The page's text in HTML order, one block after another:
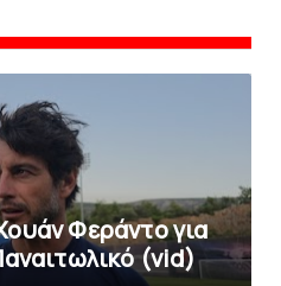
Φεράντο για
(vid)